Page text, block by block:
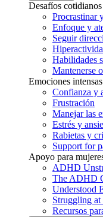
Desafíos cotidianos
Procrastinar
Enfoque y
Seguir
Habilidades
Mantenerse
Emociones intensas
Confianza y
Frustración
Manejar las
Estrés y
Rabietas y
Support for
Apoyo para
ADHD
The ADHD
Understood
Struggling
Recursos